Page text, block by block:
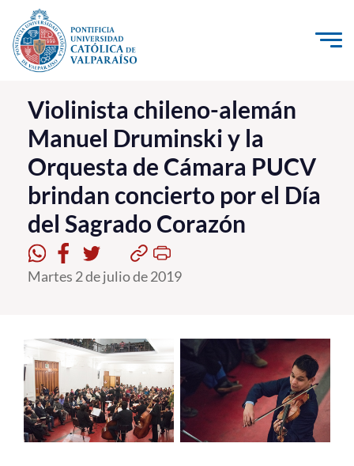
Click acá para ir directamente al contenido
La Universidad
Investigación, Creación e Innovación
PUCV Internacional
Vinculación con el Medio
Admisión
Pregrado
Formación Continua
Estudiantes
Académicos
Violinista chileno-alemán
Manuel Druminski y la
Orquesta de Cámara PUCV
brindan concierto por el Día
del Sagrado Corazón
Martes 2 de julio de 2019